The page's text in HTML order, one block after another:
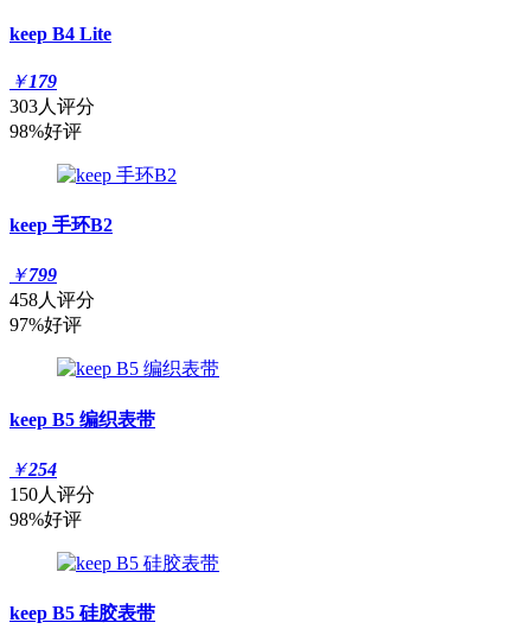
keep B4 Lite
￥179
303人评分
98%好评
keep 手环B2
￥799
458人评分
97%好评
keep B5 编织表带
￥254
150人评分
98%好评
keep B5 硅胶表带